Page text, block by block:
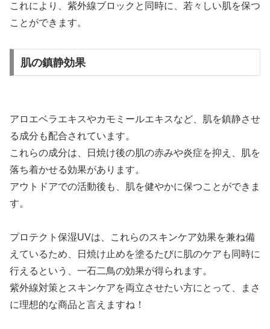
これにより、紫外線ブロックと同時に、若々しい肌を保つ
ことができます。
肌の鎮静効果
アロエベラエキスやカモミールエキスなど、肌を鎮静させ
る成分も配合されています。
これらの成分は、日焼け後の肌の赤みや炎症を抑え、肌を
落ち着かせる効果があります。
アウトドアでの活動後も、肌を健やかに保つことができま
す。
プロテクト保湿UVは、これらのスキンケア効果を兼ね備
えているため、日焼け止めを塗るたびに肌のケアも同時に
行えるという、一石二鳥の効果が得られます。
紫外線対策とスキンケアを両立させたい方にとって、まさ
に理想的な商品と言えますね！